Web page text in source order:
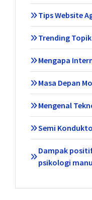
Tips Website
Trending Topik
Mengapa
Masa Depan
Mengenal
Semi
Dampak
psikologi